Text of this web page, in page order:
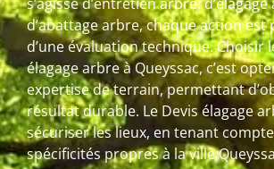
s’agisse d’entretien arbre,
d’abattage arbre, chaque action est
d’une évaluation technique. Choisir
élagage arbre à Queyssac, c’est
expertise de terrain, permettant
résultat durable. Le Devis élagage
sécuriser les lieux, en tenant
spécificités propres à la ville